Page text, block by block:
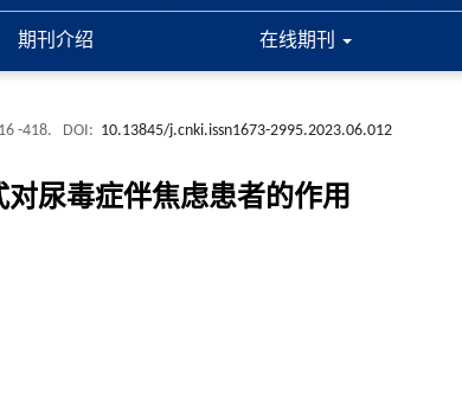
期刊介绍 在线期刊
-418. DOI: 10.13845/j.cnki.issn1673-2995.2023.06.012
尿毒症伴焦虑患者的作用